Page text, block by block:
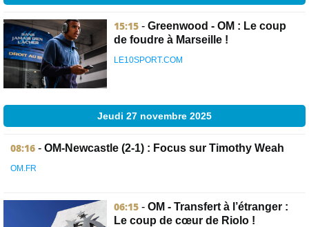
15:15 - Greenwood - OM : Le coup
de foudre à Marseille !
LE10SPORT.COM
Jeudi 27 novembre 2025
08:16 - OM-Newcastle (2-1) : Focus sur Timothy Weah
OM.FR
06:15 - OM - Transfert à l’étranger :
Le coup de cœur de Riolo !